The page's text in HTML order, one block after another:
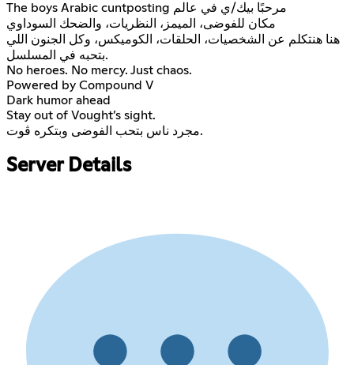
The boys Arabic cuntposting مرحبًا بيك/ي في عالم
مكان للفوضى، الميمز، النظريات، والضحك السوداوي
هنا هنتكلم عن الشخصيات، الحلقات، الكوميكس، وكل الجنون اللي
بتحبه في المسلسل.
No heroes. No mercy. Just chaos.
Powered by Compound V
Dark humor ahead
Stay out of Vought’s sight.
مجرد ناس بتحب الفوضى وبتكره ڤوت.
Server Details